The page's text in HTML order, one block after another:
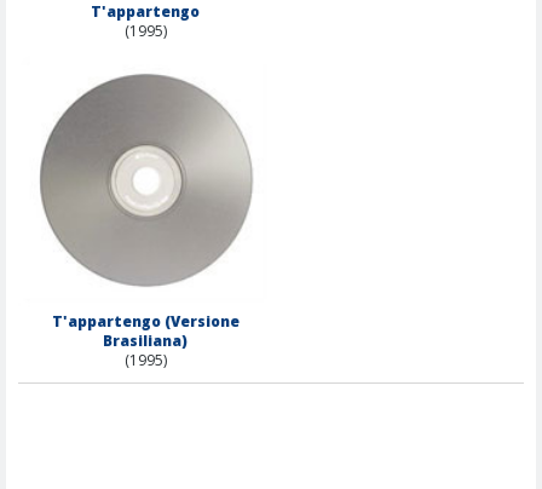
T'appartengo
(1995)
T'appartengo (Versione
Brasiliana)
(1995)